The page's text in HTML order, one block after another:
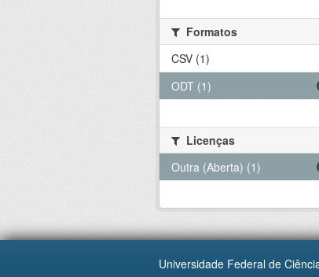
Formatos
CSV (1)
ODT (1)
Licenças
Outra (Aberta) (1)
Universidade Federal de